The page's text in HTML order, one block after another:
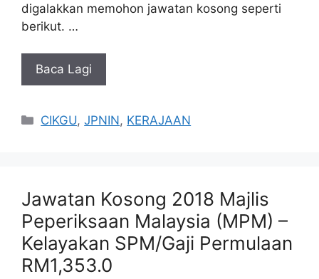
digalakkan memohon jawatan kosong seperti
berikut. …
Baca Lagi
Categories
CIKGU,JPNIN, KERAJAAN
Jawatan Kosong 2018 Majlis
Peperiksaan Malaysia (MPM) –
Kelayakan SPM/Gaji Permulaan
RM1,353.0